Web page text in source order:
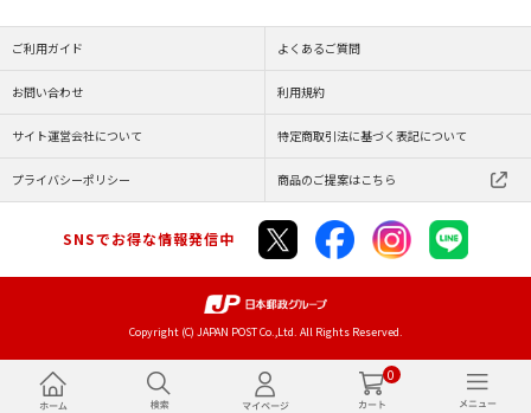
0
ご利用ガイド よくあるご質問
お問い合わせ 利用規約
サイト運営会社について 特定商取引法に基づく表記について
プライバシーポリシー 商品のご提案はこちら
SNSでお得な情報発信中
Copyright (C) JAPAN POST Co.,Ltd. All Rights Reserved.